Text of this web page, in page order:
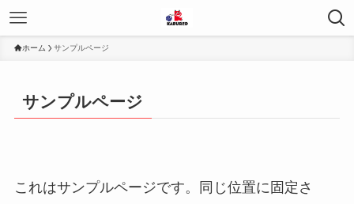
ホーム サンプルページ
サンプルページ
これはサンプルページです。同じ位置に固定さ